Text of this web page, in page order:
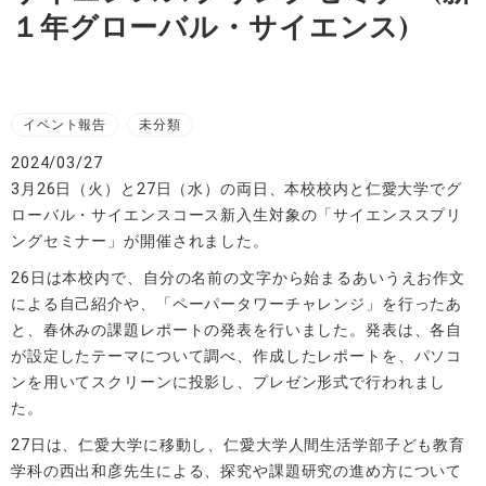
１年グローバル・サイエンス)
イベント報告 未分類
2024/03/27
3月26日（火）と27日（水）の両日、本校校内と仁愛大学でグ
ローバル・サイエンスコース新入生対象の「サイエンススプリ
ングセミナー」が開催されました。
26日は本校内で、自分の名前の文字から始まるあいうえお作文
による自己紹介や、「ペーパータワーチャレンジ」を行ったあ
と、春休みの課題レポートの発表を行いました。発表は、各自
が設定したテーマについて調べ、作成したレポートを、パソコ
ンを用いてスクリーンに投影し、プレゼン形式で行われまし
た。
27日は、仁愛大学に移動し、仁愛大学人間生活学部子ども教育
学科の西出和彦先生による、探究や課題研究の進め方について